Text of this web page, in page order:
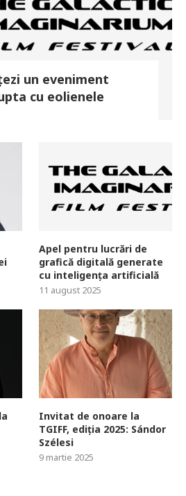
un eveniment
cu eolienele
Apel pentru lucrări de
grafică digitală generate
cu inteligența artificială
11 august 2025
Invitat de onoare la
TGIFF, ediția 2025: Sándor
Szélesi
9 martie 2025